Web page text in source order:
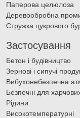
Паперова целюлоза
Деревообробна
Стружка цукрового
Застосування
Бетон і будівництво
Зернові і сипучі
Вибухонебезпечна
Безпечні для
Рідини
Високотемпературні